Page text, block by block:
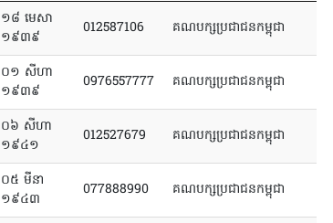
១៨ មេសា
១៩៣៩
012587106 គណបក្សប្រជាជនកម្ពុជា
០១ សីហា
១៩៣៩
0976557777 គណបក្សប្រជាជនកម្ពុជា
០៦ សីហា
១៩៤១
012527679 គណបក្សប្រជាជនកម្ពុជា
០៥ មីនា
១៩៤៣
077888990 គណបក្សប្រជាជនកម្ពុជា